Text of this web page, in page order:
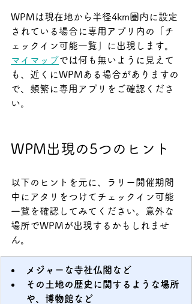
WPMは現在地から半径4km圏内に設定
されている場合に専用アプリ内の「チ
ェックイン可能一覧」に出現します。
マイマップでは何も無いように見えて
も、近くにWPMある場合がありますの
で、頻繁に専用アプリをご確認くださ
い。
WPM出現の5つのヒント
以下のヒントを元に、ラリー開催期間
中にアタリをつけてチェックイン可能
一覧を確認してみてください。意外な
場所でWPMが出現するかもしれませ
ん。
メジャーな寺社仏閣など
その土地の歴史に関するような場所
や、博物館など